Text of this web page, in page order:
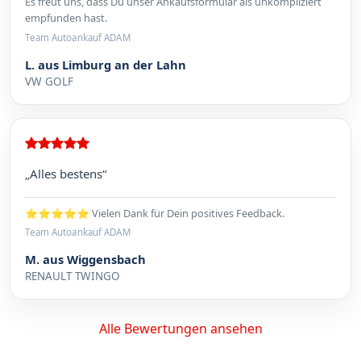
empfunden hast.
Team Autoankauf ADAM
L. aus Limburg an der Lahn
VW GOLF
„Alles bestens“
⭐⭐⭐⭐⭐ Vielen Dank für Dein positives Feedback.
Team Autoankauf ADAM
M. aus Wiggensbach
RENAULT TWINGO
Alle Bewertungen ansehen